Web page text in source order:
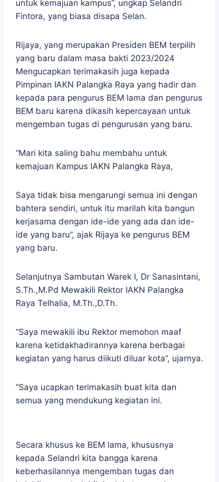
untuk kemajuan kampus”, ungkap Selandri
Fintora, yang biasa disapa Selan.
Rijaya, yang merupakan Presiden BEM terpilih
yang baru dalam masa bakti 2023/2024
Mengucapkan terimakasih juga kepada
Pimpinan IAKN Palangka Raya yang hadir dan
kepada para pengurus BEM lama dan pengurus
BEM baru karena dikasih kepercayaan untuk
mengemban tugas di pengurusan yang baru.
“Mari kita saling bahu membahu untuk
kemajuan Kampus IAKN Palangka Raya,
Saya tidak bisa mengarungi semua ini dengan
bahtera sendiri, untuk itu marilah kita bangun
kerjasama dengan ide-ide yang ada dan ide-
ide yang baru”, ajak Rijaya ke pengurus BEM
yang baru.
Selanjutnya Sambutan Warek I, Dr Sanasintani,
S.Th.,M.Pd Mewakili Rektor IAKN Palangka
Raya Telhalia, M.Th.,D.Th.
“Saya mewakili ibu Rektor memohon maaf
karena ketidakhadirannya karena berbagai
kegiatan yang harus diikuti diluar kota”, ujarnya.
“Saya ucapkan terimakasih buat kita dan
semua yang mendukung kegiatan ini.
Secara khusus ke BEM lama, khususnya
kepada Selandri kita bangga karena
keberhasilannya mengemban tugas dan